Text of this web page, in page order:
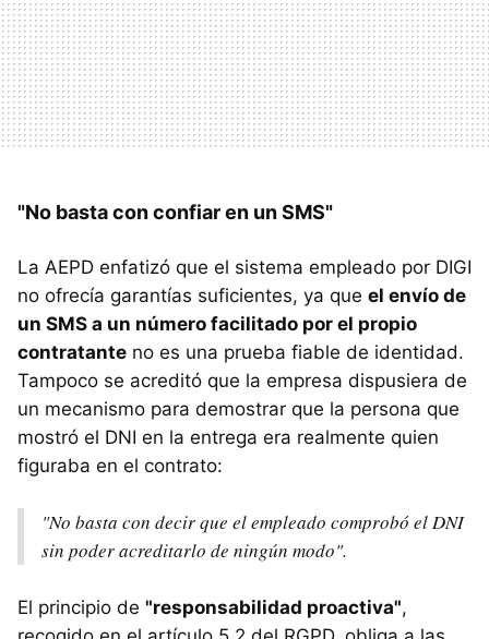
"No basta con confiar en un SMS"
La AEPD enfatizó que el sistema empleado por DIGI
no ofrecía garantías suficientes, ya que el envío de
un SMS a un número facilitado por el propio
contratante no es una prueba fiable de identidad.
Tampoco se acreditó que la empresa dispusiera de
un mecanismo para demostrar que la persona que
mostró el DNI en la entrega era realmente quien
figuraba en el contrato:
"No basta con decir que el empleado comprobó el DNI
sin poder acreditarlo de ningún modo".
El principio de "responsabilidad proactiva",